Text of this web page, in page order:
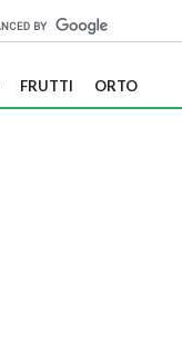
FRUTTI ORTO